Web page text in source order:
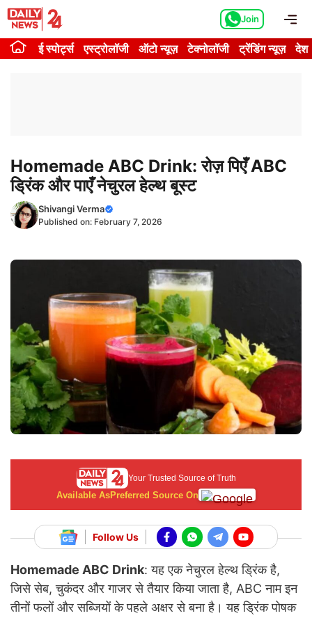
Skip
content
Join
ई स्पोर्ट्स एस्ट्रोलॉजी ऑटो न्यूज़ टेक्नोलॉजी ट्रेंडिंग न्यूज़ देश
Homemade ABC Drink: रोज़ पिएँ ABC
ड्रिंक और पाएँ नेचुरल हेल्थ बूस्ट
Shivangi Verma
Published on: February 7, 2026
Your Trusted Source of Truth
Available AsPreferred Source On
Follow Us
Homemade ABC Drink: यहएक नेचुरल हेल्थ ड्रिंक है,
जिसे सेब, चुकंदर और गाजर से तैयार किया जाता है, ABC नाम इन
तीनों फलों और सब्जियों के पहले अक्षर से बना है। यह ड्रिंक पोषक